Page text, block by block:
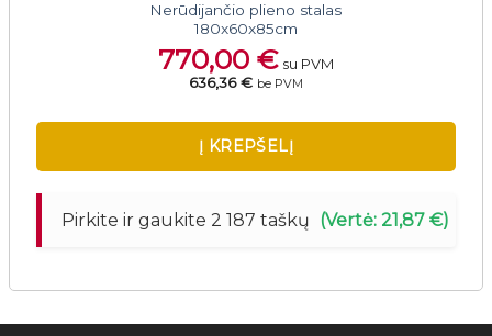
Nerūdijančio plieno stalas
180x60x85cm
770,00 € su PVM
636,36 € be PVM
Į KREPŠELĮ
Pirkite ir gaukite 2 187 taškų (Vertė: 21,87 €)